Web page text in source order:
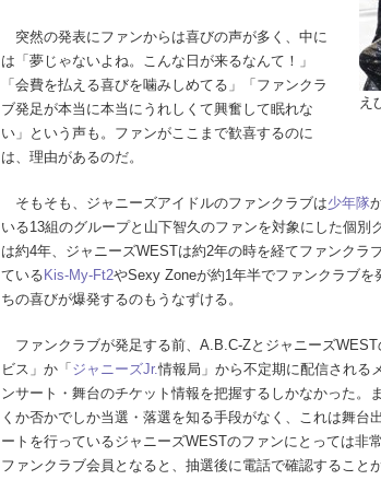
え
突然の発表にファンからは喜びの声が多く、中に
は「夢じゃないよね。こんな日が来るなんて！」
「会費を払える喜びを噛みしめてる」「ファンクラ
ブ発足が本当に本当にうれしくて興奮して眠れな
い」という声も。ファンがここまで歓喜するのに
は、理由があるのだ。
そもそも、ジャニーズアイドルのファンクラブは少年隊
いる13組のグループと山下智久のファンを対象にした個別
は約4年、ジャニーズWESTは約2年の時を経てファンクラ
ている Kis-My-Ft2やSexy Zoneが約1年半でファンクラブ
ちの喜びが爆発するのもうなずける。
ファンクラブが発足する前、A.B.C-Zとジャニーズ
ビス」か「 ジャニーズJr.情報局」から不定期に配信される
ンサート・舞台のチケット情報を把握するしかなかった。
くか否かでしか当選・落選を知る手段がなく、これは舞台
ートを行っているジャニーズWESTのファンにとっては非
ファンクラブ会員となると、抽選後に電話で確認すること